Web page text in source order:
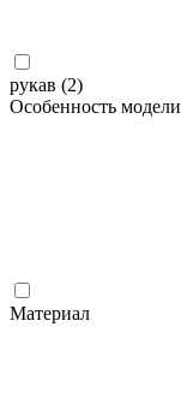
рукав (2)
Особенность модели
Материал